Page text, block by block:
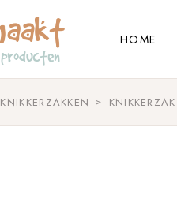
HOME
KNIKKERZAKKEN